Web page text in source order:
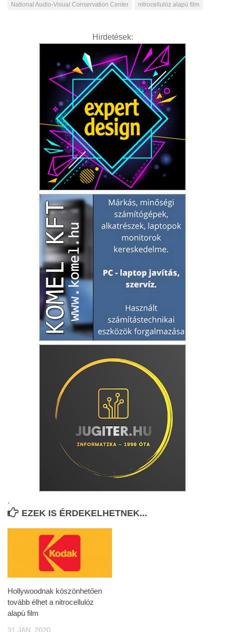
National Audio-Visual Conservation Center
nitrocellulóz alapú film
Hirdetések:
.
EZEK IS ÉRDEKELHETNEK...
Hollywoodnak köszönhetően
tovább élhet a nitrocellulóz
alapú film
31 JAN, 2020